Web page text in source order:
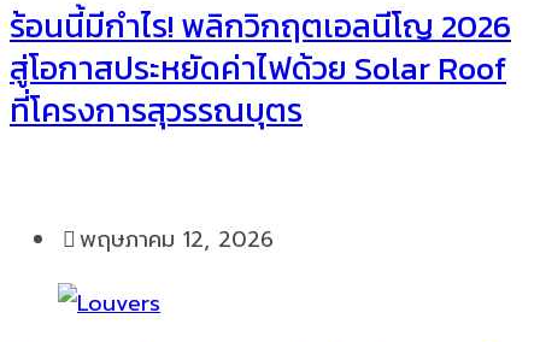
ร้อนนี้มีกำไร! พลิกวิกฤตเอลนีโญ 2026
สู่โอกาสประหยัดค่าไฟด้วย Solar Roof
ที่โครงการสุวรรณบุตร
พฤษภาคม 12, 2026